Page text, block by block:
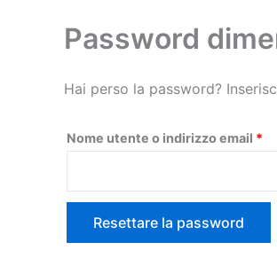
Password
Hai perso la password?
Nome utente o indirizzo email *
Resettare la password